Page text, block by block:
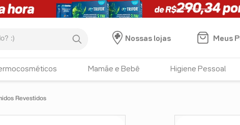
Nossas lojas
Meus
Mamãe e Bebê Higiene Pessoal
Revestidos